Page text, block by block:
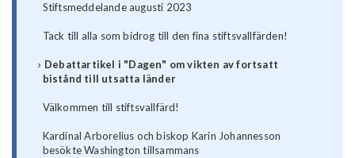
Stiftsmeddelande augusti 2023
Tack till alla som bidrog till den fina stiftsvallfärden!
Debattartikel i "Dagen" om vikten av fortsatt
bistånd till utsatta länder
Välkommen till stiftsvallfärd!
Kardinal Arborelius och biskop Karin Johannesson
besökte Washington tillsammans